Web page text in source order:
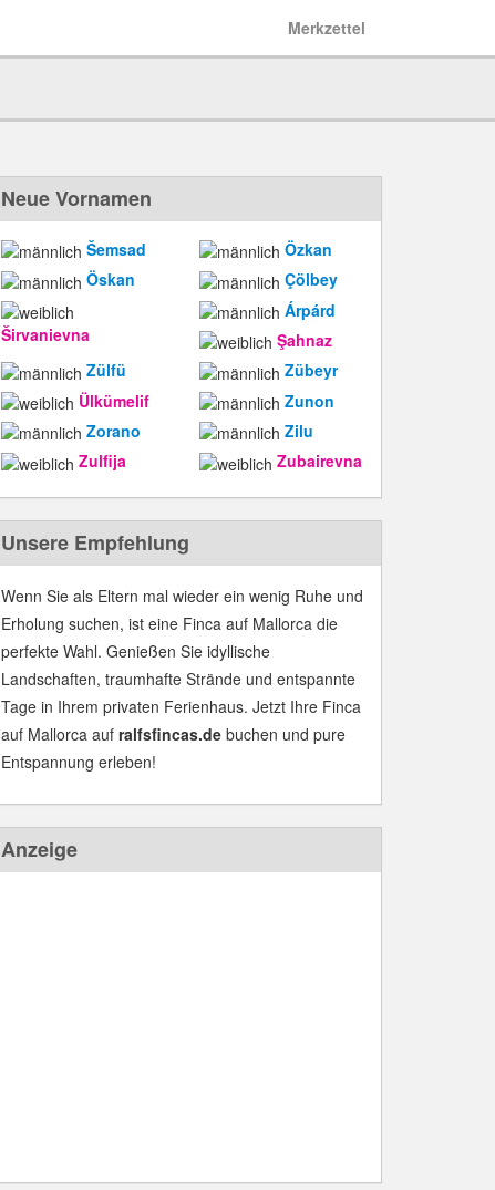
Merkzettel
Neue Vornamen
Šemsad
Özkan
Öskan
Çölbey
Širvanievna
Árpárd
Şahnaz
Zülfü
Zübeyr
Ülkümelif
Zunon
Zorano
Zilu
Zulfija
Zubairevna
Unsere Empfehlung
Wenn Sie als Eltern mal wieder ein wenig Ruhe und
Erholung suchen, ist eine Finca auf Mallorca die
perfekte Wahl. Genießen Sie idyllische
Landschaften, traumhafte Strände und entspannte
Tage in Ihrem privaten Ferienhaus. Jetzt Ihre Finca
auf Mallorca auf ralfsfincas.de buchen und pure
Entspannung erleben!
Anzeige